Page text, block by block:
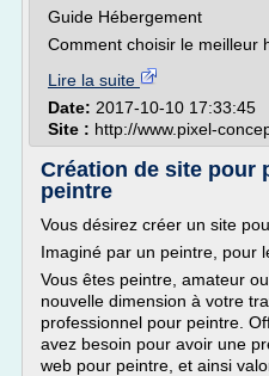
Guide Hébergement
Comment choisir le meilleur
Lire la suite
Date: 2017-10-10 17:33:45
Site : http://www.pixel-
Création de site pour
peintre
Vous désirez créer un site
Imaginé par un peintre, pour
Vous êtes peintre, amateur
nouvelle dimension à votre
professionnel pour peintre.
avez besoin pour avoir une
web pour peintre, et ainsi